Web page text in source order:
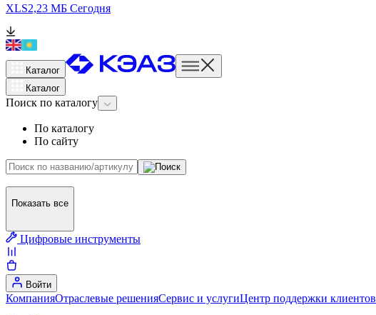
XLS2,23 МБ Сегодня
Каталог
Каталог
Поиск по каталогу
По каталогу
По сайту
Показать все
Цифровые инструменты
Войти
КомпанияОтраслевые решенияСервис и услугиЦентр поддержки клиентов